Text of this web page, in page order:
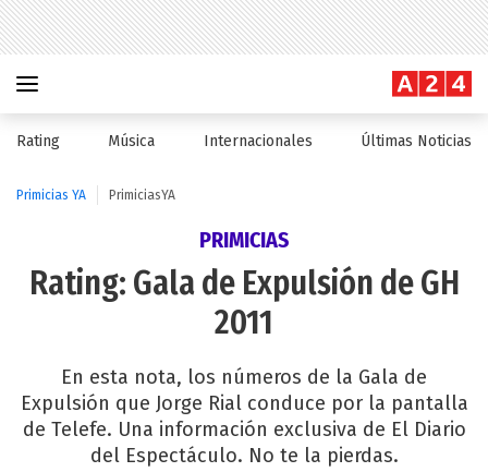
Rating Música Internacionales Últimas Noticias
Primicias YA PrimiciasYA
PRIMICIAS
Rating: Gala de Expulsión de GH
2011
En esta nota, los números de la Gala de
Expulsión que Jorge Rial conduce por la pantalla
de Telefe. Una información exclusiva de El Diario
del Espectáculo. No te la pierdas.